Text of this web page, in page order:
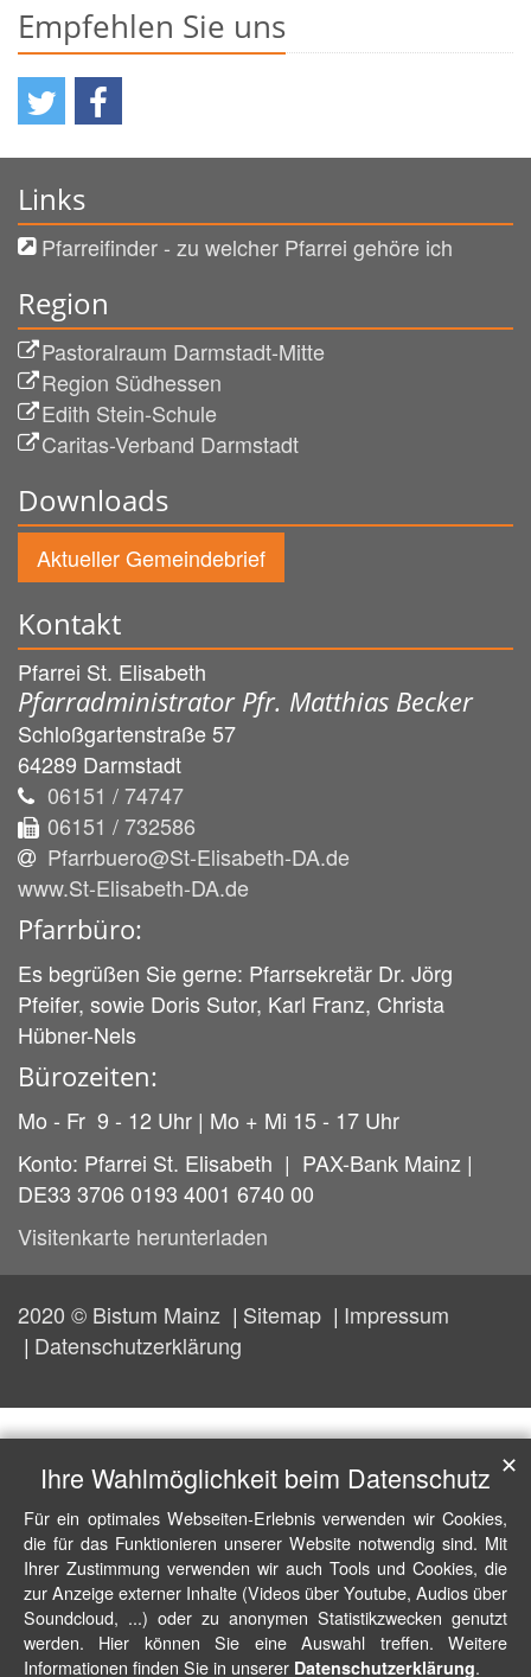
Empfehlen Sie uns
Links
Pfarreifinder - zu welcher Pfarrei gehöre ich
Region
Pastoralraum Darmstadt-Mitte
Region Südhessen
Edith Stein-Schule
Caritas-Verband Darmstadt
Downloads
Aktueller Gemeindebrief
Kontakt
Pfarrei St. Elisabeth
Pfarradministrator Pfr. Matthias Becker
Schloßgartenstraße 57
64289 Darmstadt
06151 / 74747
06151 / 732586
Pfarrbuero@St-Elisabeth-DA.de
www.St-Elisabeth-DA.de
Pfarrbüro:
Es begrüßen Sie gerne: Pfarrsekretär Dr. Jörg
Pfeifer, sowie Doris Sutor, Karl Franz, Christa
Hübner-Nels
Bürozeiten:
Mo - Fr 9 - 12 Uhr | Mo + Mi 15 - 17 Uhr
Konto: Pfarrei St. Elisabeth | PAX-Bank Mainz |
DE33 3706 0193 4001 6740 00
Visitenkarte herunterladen
2020 © Bistum Mainz Sitemap
Impressum
Datenschutzerklärung
Ihre Wahlmöglichkeit beim Datenschutz
Für ein optimales Webseiten-Erlebnis verwenden wir Cookies,
die für das Funktionieren unserer Website notwendig sind. Mit
Ihrer Zustimmung verwenden wir auch Tools und Cookies, die
zur Anzeige externer Inhalte (Videos über Youtube, Audios über
Soundcloud, ...) oder zu anonymen Statistikzwecken genutzt
werden. Hier können Sie eine Auswahl treffen. Weitere
Informationen finden Sie in unserer Datenschutzerklärung.
✕